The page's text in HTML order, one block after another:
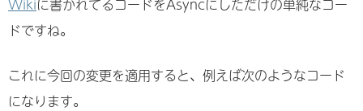
Wikiに書かれてるコードをAsyncにしただけの単純なコー
ドですね。
これに今回の変更を適用すると、例えば次のようなコード
になります。